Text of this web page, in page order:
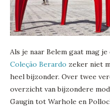
Als je naar Belem gaat mag
Coleção Berardo zeker niet
heel bijzonder. Over twee
overzicht van bijzondere
Gaugin tot Warhole en